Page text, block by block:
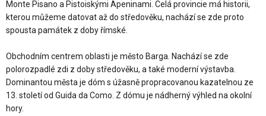
Monte Pisano a Pistoiskými Apeninami. Celá provincie má historii,
kterou můžeme datovat až do středověku, nachází se zde proto
spousta památek z doby římské.
Obchodním centrem oblasti je město Barga. Nachází se zde
polorozpadlé zdi z doby středověku, a také moderní výstavba.
Dominantou města je dóm s úžasně propracovanou kazatelnou ze
13. století od Guida da Como. Z dómu je nádherný výhled na okolní
hory.